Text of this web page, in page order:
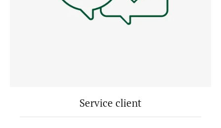
Service client